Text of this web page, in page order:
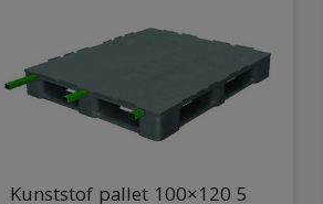
Kunststof pallet 100×120 5